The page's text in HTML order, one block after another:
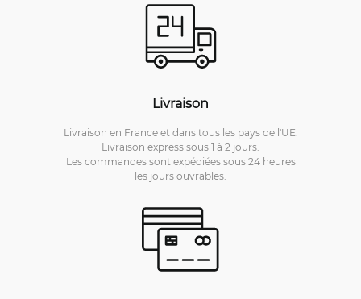
Livraison
Livraison en France et dans tous les pays de l'UE.
Livraison express sous 1 à 2 jours.
Les commandes sont expédiées sous 24 heures
les jours ouvrables.